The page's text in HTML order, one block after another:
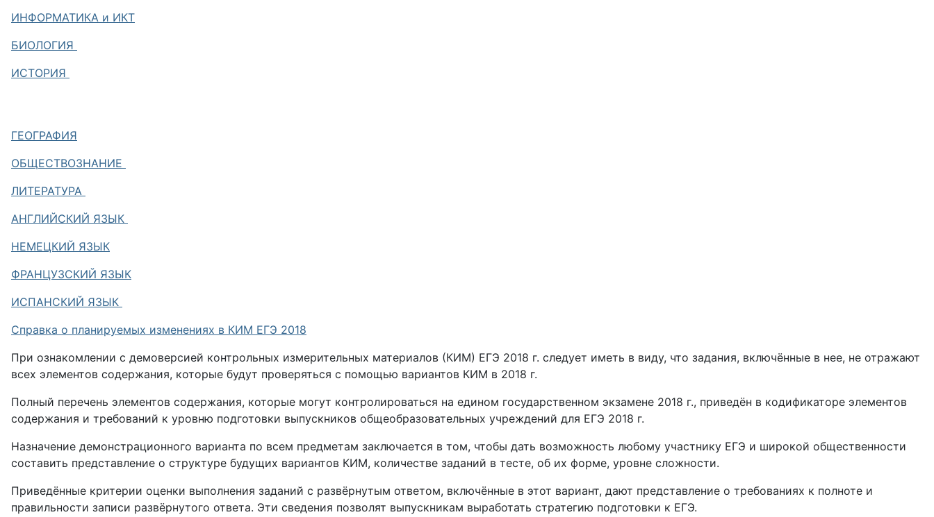
ИНФОРМАТИКА и ИКТ
БИОЛОГИЯ
ИСТОРИЯ
ГЕОГРАФИЯ
ОБЩЕСТВОЗНАНИЕ
ЛИТЕРАТУРА
АНГЛИЙСКИЙ ЯЗЫК
НЕМЕЦКИЙ ЯЗЫК
ФРАНЦУЗСКИЙ ЯЗЫК
ИСПАНСКИЙ ЯЗЫК
Справка о планируемых изменениях в КИМ ЕГЭ 2018
При ознакомлении с демоверсией контрольных измерительных материалов (КИМ) ЕГЭ 2018 г. следует иметь в виду, что задания, включённые в нее, не отражают
всех элементов содержания, которые будут проверяться с помощью вариантов КИМ в 2018 г.
Полный перечень элементов содержания, которые могут контролироваться на едином государственном экзамене 2018 г., приведён в кодификаторе элементов
содержания и требований к уровню подготовки выпускников общеобразовательных учреждений для ЕГЭ 2018 г.
Назначение демонстрационного варианта по всем предметам заключается в том, чтобы дать возможность любому участнику ЕГЭ и широкой общественности
составить представление о структуре будущих вариантов КИМ, количестве заданий в тесте, об их форме, уровне сложности.
Приведённые критерии оценки выполнения заданий с развёрнутым ответом, включённые в этот вариант, дают представление о требованиях к полноте и
правильности записи развёрнутого ответа. Эти сведения позволят выпускникам выработать стратегию подготовки к ЕГЭ.